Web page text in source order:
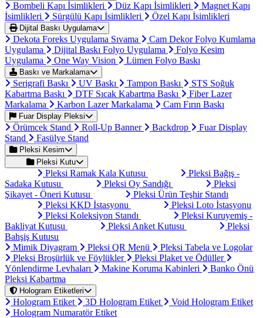
Bombeli Kapı İsimlikleri Düz Kapı İsimlikleri
Magnet Kapı
İsimlikleri
Sürgülü Kapı İsimlikleri Özel Kapı İsimlikleri
Dijital Baskı Uygulama
Dekota Foreks Uygulama Sıvama
Cam Dekor Folyo Kumlama
Uygulama
Dijital Baskı Folyo Uygulama
Folyo Kesim
Uygulama
One Way Vision Lümen Folyo Baskı
Baskı ve Markalama
Serigrafi Baskı UV Baskı Tampon Baskı
STS Soğuk
Kabartma Baskı
DTF Sıcak Kabartma Baskı
Fiber Lazer
Markalama
Karbon Lazer Markalama Cam Fırın Baskı
Fuar Display Pleksi
Örümcek Stand Roll-Up Banner Backdrop
Fuar Display
Stand
Fasülye Stand
Pleksi Kesim
Pleksi Kutu
Pleksi Ramak Kala Kutusu
Pleksi Bağış -
Sadaka Kutusu
Pleksi Oy Sandığı
Pleksi
Şikayet - Öneri Kutusu
Pleksi Ürün Teşhir Standı
Pleksi KKD İstasyonu
Pleksi Loto İstasyonu
Pleksi Koleksiyon Standı
Pleksi Kuruyemiş -
Bakliyat Kutusu
Pleksi Anket Kutusu
Pleksi
Bahşiş Kutusu
Mimik Diyagram
Pleksi QR Menü
Pleksi Tabela ve Logolar
Pleksi Broşürlük ve Föylükler
Pleksi Plaket ve Ödüller
Yönlendirme Levhaları
Makine Koruma Kabinleri
Banko Önü
Pleksi Kabartma
Hologram Etiketleri
Hologram Etiket 3D Hologram Etiket
Void Hologram Etiket
Hologram Numaratör Etiket